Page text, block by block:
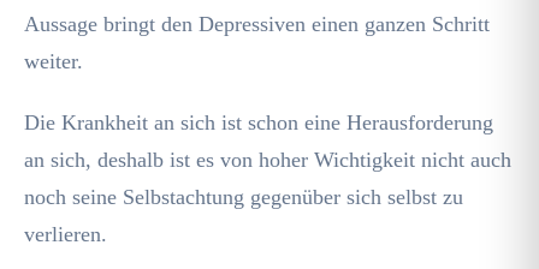
Aussage bringt den Depressiven einen ganzen Schritt
weiter.
Die Krankheit an sich ist schon eine Herausforderung
an sich, deshalb ist es von hoher Wichtigkeit nicht auch
noch seine Selbstachtung gegenüber sich selbst zu
verlieren.